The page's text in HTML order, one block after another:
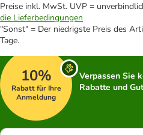
Preise inkl. MwSt. UVP =
die Lieferbedingungen
"Sonst" = Der niedrigste Preis des
Tage.
10%
Rabatt für Ihre
Anmeldung
Verpassen Sie
Rabatte und